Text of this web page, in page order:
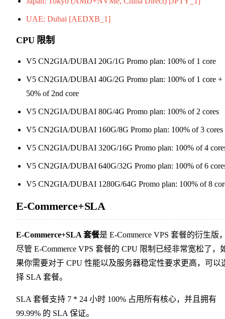
UAE: Dubai [AEDXB_1]
CPU 限制
V5 CN2GIA/DUBAI 20G/1G Promo plan: 100% of 1 core
V5 CN2GIA/DUBAI 40G/2G Promo plan: 100% of 1 core +
50% of 2nd core
V5 CN2GIA/DUBAI 80G/4G Promo plan: 100% of 2 cores
V5 CN2GIA/DUBAI 160G/8G Promo plan: 100% of 3 cores
V5 CN2GIA/DUBAI 320G/16G Promo plan: 100% of 4
V5 CN2GIA/DUBAI 640G/32G Promo plan: 100% of 6
V5 CN2GIA/DUBAI 1280G/64G Promo plan: 100% of 8
E-Commerce+SLA
E-Commerce+SLA 套餐是 E-Commerce VPS 套餐的衍生版
尽管 E-Commerce VPS 套餐的 CPU 限制已经非常宽松了，
果你需要对于 CPU 性能以及服务器稳定性要求更高，可以
择 SLA 套餐。
SLA 套餐支持 7 * 24 小时 100% 占用所有核心，并且拥有
99.99% 的 SLA 保证。